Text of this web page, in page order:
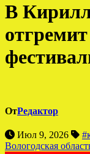
В
ОтРедактор
Июл 9, 2026
Вологодская